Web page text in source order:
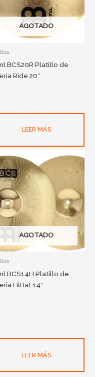
AGOTADO
BCS20R Platillo de
Ride 20″
LEER MÁS
AGOTADO
BCS14H Platillo de
HiHat 14″
LEER MÁS